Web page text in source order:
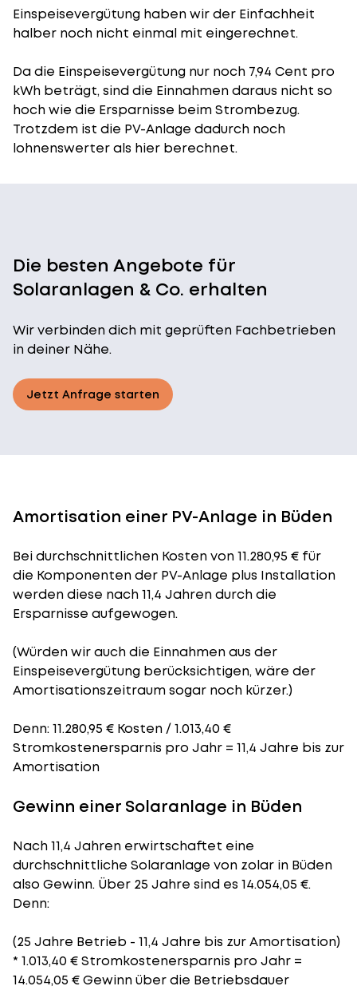
Einspeisevergütung haben wir der Einfachheit
halber noch nicht einmal mit eingerechnet.
Da die Einspeisevergütung nur noch 7,94 Cent pro
kWh beträgt, sind die Einnahmen daraus nicht so
hoch wie die Ersparnisse beim Strombezug.
Trotzdem ist die PV-Anlage dadurch noch
lohnenswerter als hier berechnet.
Die besten Angebote für
Solaranlagen & Co. erhalten
Wir verbinden dich mit geprüften Fachbetrieben
in deiner Nähe.
Jetzt Anfrage starten
Amortisation einer PV-Anlage in Büden
Bei durchschnittlichen Kostenvon 11.280,95 € für
die Komponenten der PV-Anlage plus Installation
werden diese nach 11,4 Jahren durch die
Ersparnisse aufgewogen.
(Würden wir auch die Einnahmen aus der
Einspeisevergütung berücksichtigen, wäre der
Amortisationszeitraumsogar noch kürzer.)
Denn: 11.280,95 € Kosten / 1.013,40 €
Stromkostenersparnis pro Jahr = 11,4 Jahre bis zur
Amortisation
Gewinn einer Solaranlage in Büden
Nach 11,4 Jahren erwirtschaftet eine
durchschnittliche Solaranlage von zolar in Büden
also Gewinn. Über 25 Jahre sind es 14.054,05 €.
Denn:
(25 Jahre Betrieb - 11,4 Jahre bis zur Amortisation)
* 1.013,40 € Stromkostenersparnis pro Jahr =
14.054,05 € Gewinn über die Betriebsdauer